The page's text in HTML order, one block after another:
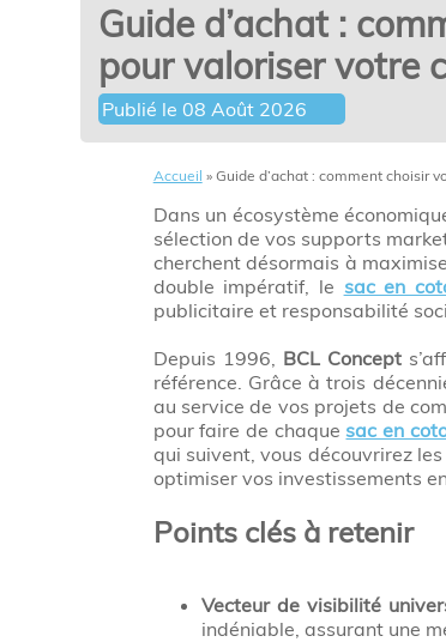
Guide d’achat :
pour valoriser votre
Publié le08 Août 2026
Accueil » Guide d’achat : comment choisir
Dans un écosystème
sélection de vos supports
cherchent désormais à
double impératif, le sac en
publicitaire et responsabilité
Depuis 1996, BCL Concept
référence. Grâce à trois
au service de vos projets de
pour faire de chaquesac en
qui suivent, vous découvrirez
optimiser vos investissements
Points clés à retenir
Vecteur de visibilité
indéniable, assurant une